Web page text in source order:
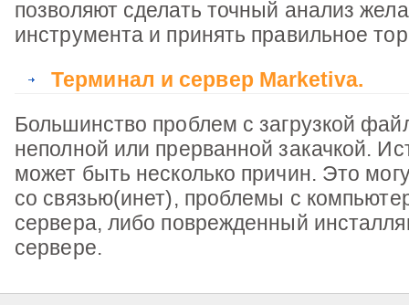
позволяют сделать точный анализ
инструмента и принять правильное
Терминал и сервер Marketiva.
Большинство проблем с загрузкой
неполной или прерванной закачкой.
может быть несколько причин. Это
со связью(инет), проблемы с
сервера, либо поврежденный
сервере.